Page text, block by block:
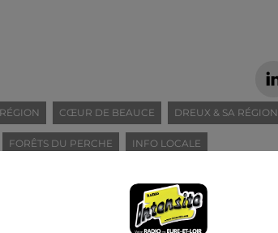
CŒUR DE BEAUCE DREUX & SA RÉGION
FORÊTS DU PERCHE INFO LOCALE